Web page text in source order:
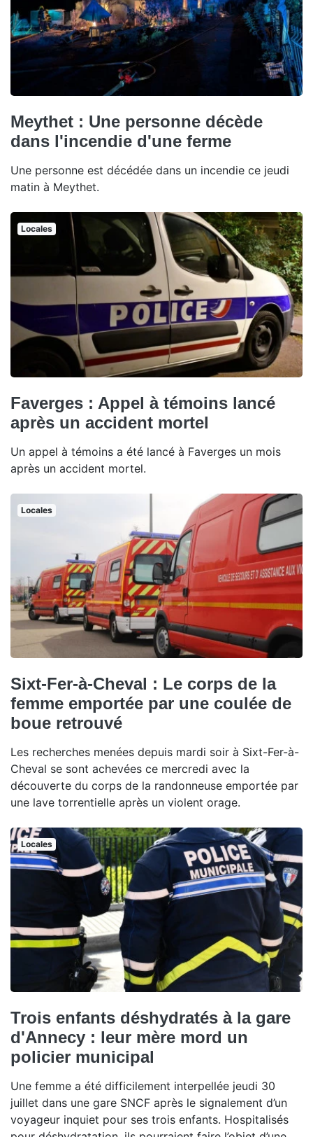
Meythet : Une personne décède
dans l'incendie d'une ferme
Une personne est décédée dans un incendie ce jeudi
matin à Meythet.
Locales
Faverges : Appel à témoins lancé
après un accident mortel
Un appel à témoins a été lancé à Faverges un mois
après un accident mortel.
Locales
Sixt-Fer-à-Cheval : Le corps de la
femme emportée par une coulée de
boue retrouvé
Les recherches menées depuis mardi soir à Sixt-Fer-à-
Cheval se sont achevées ce mercredi avec la
découverte du corps de la randonneuse emportée par
une lave torrentielle après un violent orage.
Locales
Trois enfants déshydratés à la gare
d'Annecy : leur mère mord un
policier municipal
Une femme a été difficilement interpellée jeudi 30
juillet dans une gare SNCF après le signalement d’un
voyageur inquiet pour ses trois enfants. Hospitalisés